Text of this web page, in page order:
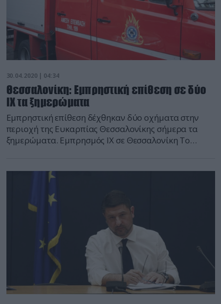
30.04.2020 | 04:34
Θεσσαλονίκη: Εμπρηστική επίθεση σε δύο
ΙΧ τα ξημερώματα
Εμπρηστική επίθεση δέχθηκαν δύο οχήματα στην
περιοχή της Ευκαρπίας Θεσσαλονίκης σήμερα τα
ξημερώματα. Εμπρησμός ΙΧ σε Θεσσαλονίκη Το
05.30 στην συμβολή των οδών Παλαιών Πατρών
στις δύο περιπτώσεις έσπευσαν έξι πυροσβέστες με
δύο οχήματα. […]